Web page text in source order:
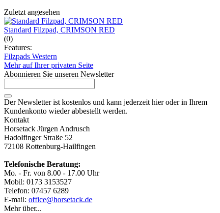
Zuletzt angesehen
Standard Filzpad, CRIMSON RED
(0)
Features:
Filzpads Western
Mehr auf Ihrer privaten Seite
Abonnieren Sie unseren Newsletter
Der Newsletter ist kostenlos und kann jederzeit hier oder in Ihrem
Kundenkonto wieder abbestellt werden.
Kontakt
Horsetack Jürgen Andrusch
Hadolfinger Straße 52
72108 Rottenburg-Hailfingen
Telefonische Beratung:
Mo. - Fr. von 8.00 - 17.00 Uhr
Mobil: 0173 3153527
Telefon: 07457 6289
E-mail: office@horsetack.de
Mehr über...